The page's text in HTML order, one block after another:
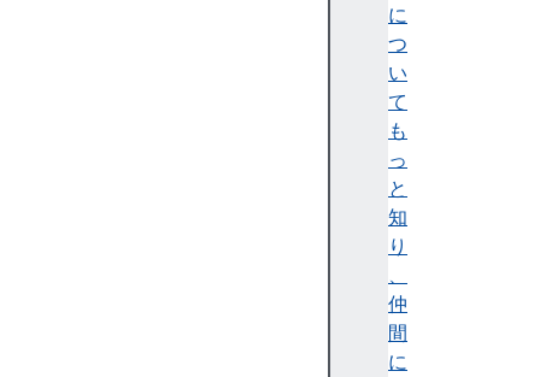
に
つ
い
て
も
っ
と
知
り
、
仲
間
に